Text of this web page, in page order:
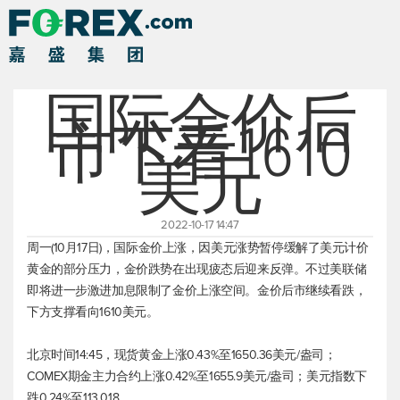
国际金价后
市下看1610
美元
2022-10-17 14:47
周一(10月17日)，国际金价上涨，因美元涨势暂停缓解了美元计价
黄金的部分压力，金价跌势在出现疲态后迎来反弹。不过美联储
即将进一步激进加息限制了金价上涨空间。金价后市继续看跌，
下方支撑看向1610美元。
北京时间14:45， 现货黄金上涨0.43%至1650.36美元/盎司；
COMEX期金主力合约上涨0.42%至1655.9美元/盎司； 美元指数下